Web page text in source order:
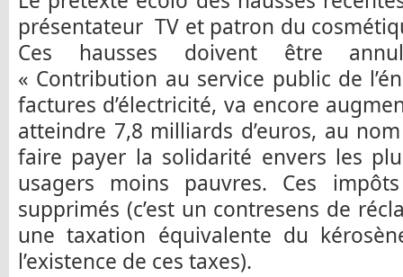
présentateur TV et patron du
Ces hausses doivent être
« Contribution au service public de
factures d’électricité, va encore
atteindre 7,8 milliards d’euros, au
faire payer la solidarité envers les
usagers moins pauvres. Ces
supprimés (c’est un contresens de
une taxation équivalente du
l’existence de ces taxes).